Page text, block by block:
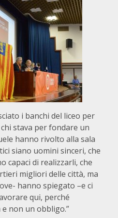
i banchi del liceo per
stava per fondare un
hanno rivolto alla sala
siano uomini sinceri, che
capaci di realizzarli, che
migliori delle città, ma
hanno spiegato –e ci
qui, perché
non un obbligo.”